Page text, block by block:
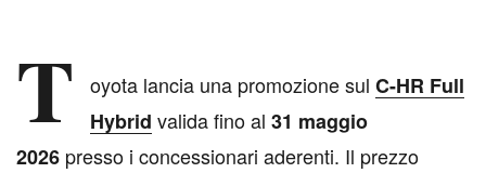
T oyota lancia una promozione sul C-HR Full
Hybrid valida fino al 31 maggio
2026 presso i concessionari aderenti. Il prezzo